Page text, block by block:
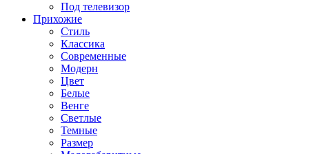
Под телевизор
Прихожие
Стиль
Классика
Современные
Модерн
Цвет
Белые
Венге
Светлые
Темные
Размер